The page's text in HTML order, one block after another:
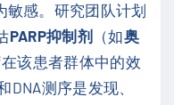
敏感。研究团队计划
PARP抑制剂 （如奥
该患者群体中的效
测序是发现、